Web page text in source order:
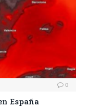
0
España